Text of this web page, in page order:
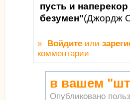
пусть и
безумен"(Джордж
» Войдите или
комментарии
в вашем
Опубликовано